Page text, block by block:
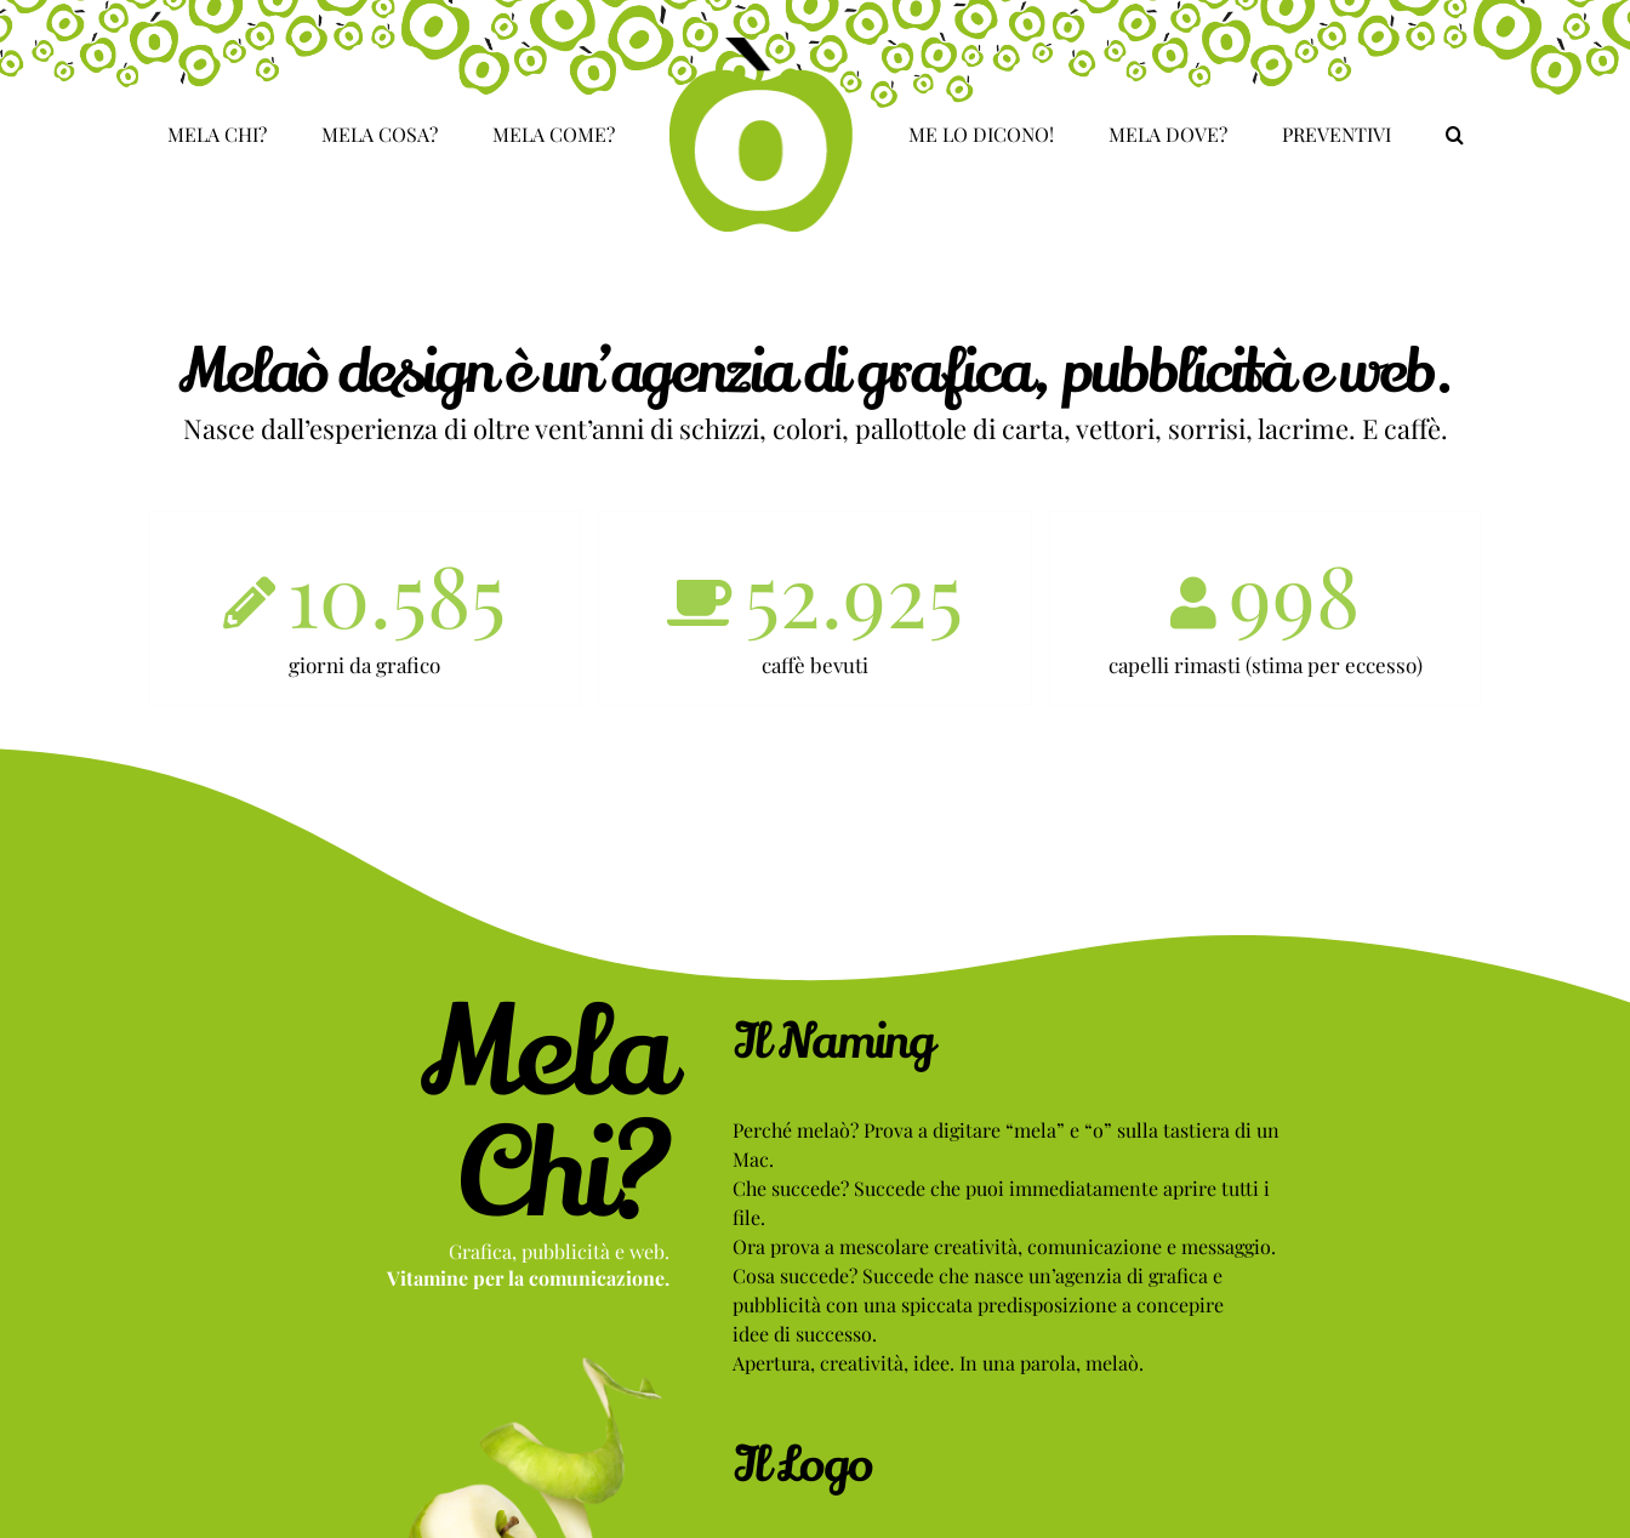
Salta
al
contenuto
MELA CHI? MELA COSA? MELA COME? ME LO DICONO! MELA DOVE? PREVENTIVI
Melaò design è un’agenzia di grafica, pubblicità e web.
Nasce dall’esperienza di oltre vent’anni di schizzi, colori, pallottole di carta, vettori, sorrisi, lacrime. E caffè.
10.585
giorni da grafico
52.925
caffè bevuti
998
capelli rimasti (stima per eccesso)
Mela
Chi?
Grafica, pubblicità e web.
Vitamine per la comunicazione.
Il Naming
Perché melaò? Prova a digitare “mela” e “o” sulla tastiera di un
Mac.
Che succede? Succede che puoi immediatamente aprire tutti i
file.
Ora prova a mescolare creatività, comunicazione e messaggio.
Cosa succede? Succede che nasce un’agenzia di grafica e
pubblicità con una spiccata predisposizione a concepire
idee di successo.
Apertura, creatività, idee. In una parola, melaò.
Il Logo